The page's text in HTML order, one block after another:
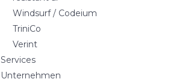
Windsurf / Codeium
TriniCo
Verint
Services
Unternehmen